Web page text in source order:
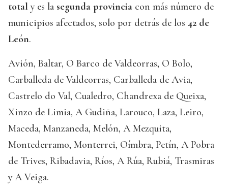
total y es la segunda provincia con más número de
municipios afectados, solo por detrás de los 42 de
León.
Avión, Baltar, O Barco de Valdeorras, O Bolo,
Carballeda de Valdeorras, Carballeda de Avia,
Castrelo do Val, Cualedro, Chandrexa de Queixa,
Xinzo de Limia, A Gudiña, Larouco, Laza, Leiro,
Maceda, Manzaneda, Melón, A Mezquita,
Montederramo, Monterrei, Oímbra, Petín, A Pobra
de Trives, Ribadavia, Ríos, A Rúa, Rubiá, Trasmiras
y A Veiga.